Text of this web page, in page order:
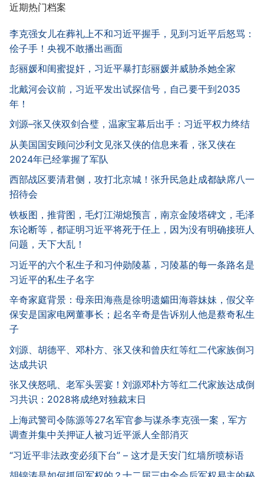
近期热门档案
李克强女儿在葬礼上不和习近平握手，见到习近平后怒骂：
侩子手！央视不敢播出画面
彭丽媛和闺蜜捉奸，习近平暴打彭丽媛并威胁杀她全家
北戴河会议前，习近平发出试探信号，自己要干到2035
年！
刘源–张又侠双剑合璧，温家宝幕后出手：习近平权力终结
从美国国安顾问沙利文见张又侠的信息来看，张又侠在
2024年已经掌握了军队
西部战区要清君侧，攻打北京城！张升民急赴成都缺席八一
招待会
铁板图，推背图，毛灯江湖熄预言，南京金陵塔碑文，毛泽
东论断等，都证明习近平将死于任上，因为没有明确接班人
问题，天下大乱！
习近平的六个私生子和习仲勋陵墓，习陵墓的每一条路名是
习近平的私生子名字
辛奇家庭背景：母亲田海燕是徐明遗孀田海蓉妹妹，假父辛
保安是国家电网董事长；起名辛奇是告诉别人他是蔡奇私生
子
刘源、胡德平、邓朴方、张又侠和曾庆红等红二代家族倒习
达成共识
张又侠怒吼、老军头罢宴！刘源邓朴方等红二代家族达成倒
习共识：2028将成绝对独裁末日
上海武警司令陈源等27名军官参与谋杀李克强一案，军方
调查并集中关押证人被习近平派人全部消灭
“习近平非法政变必须下台” – 这才是天安门红墙所喷标语